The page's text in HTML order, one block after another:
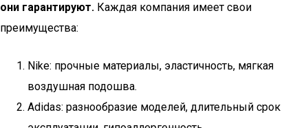
они гарантируют. Каждая компания имеет свои
преимущества:
Nike: прочные материалы, эластичность, мягкая
воздушная подошва.
Adidas: разнообразие моделей, длительный срок